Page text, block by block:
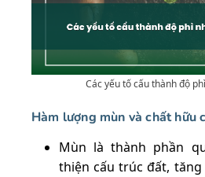
Các yếu tố cấu thành độ
Hàm lượng mùn và chất hữu
Mùn là thành phần
thiện cấu trúc đất,